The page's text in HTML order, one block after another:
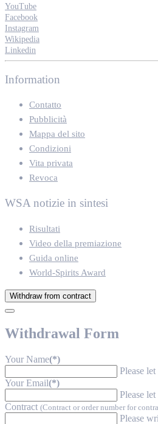
YouTube
Facebook
Instagram
Wikipedia
Linkedin
Information
Contatto
Pubblicità
Mappa del sito
Condizioni
Vita privata
Revoca
WSA notizie in sintesi
Risultati
Video della premiazione
Guida online
World-Spirits Award
Withdraw from contract
Withdrawal Form
Your Name(*)
Please
Your Email(*)
Please
Contract (Contract or order number for
Please